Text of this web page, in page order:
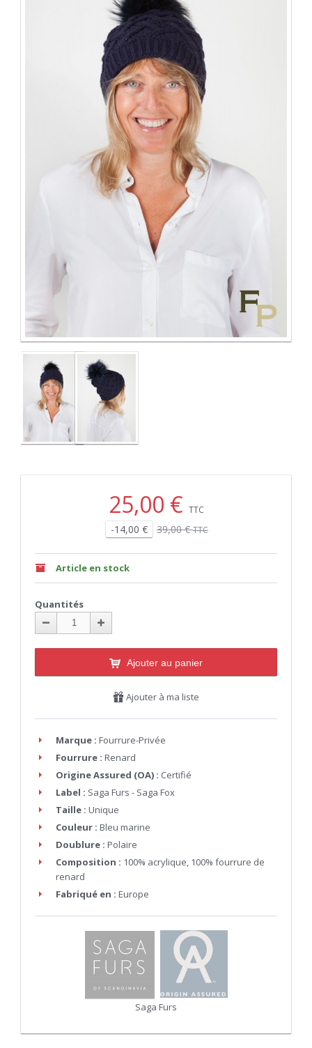
25,00 € TTC
-14,00 € 39,00 € TTC
Article en stock
Quantités
Ajouter au panier
Ajouter à ma liste
Marque : Fourrure-Privée
Fourrure : Renard
Origine Assured (OA) : Certifié
Label : Saga Furs - Saga Fox
Taille : Unique
Couleur : Bleu marine
Doublure : Polaire
Composition : 100% acrylique, 100% fourrure de
renard
Fabriqué en : Europe
Saga Furs